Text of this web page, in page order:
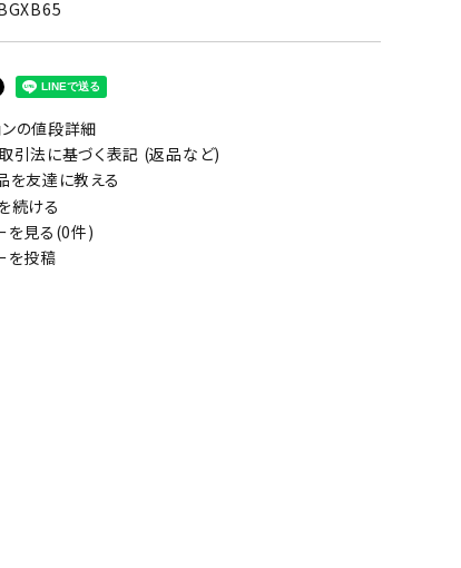
ンの値段詳細
引法に基づく表記 (返品など)
を友達に教える
続ける
を見る(0件)
を投稿